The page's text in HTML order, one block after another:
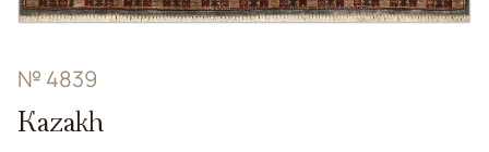
№ 4839
Kazakh